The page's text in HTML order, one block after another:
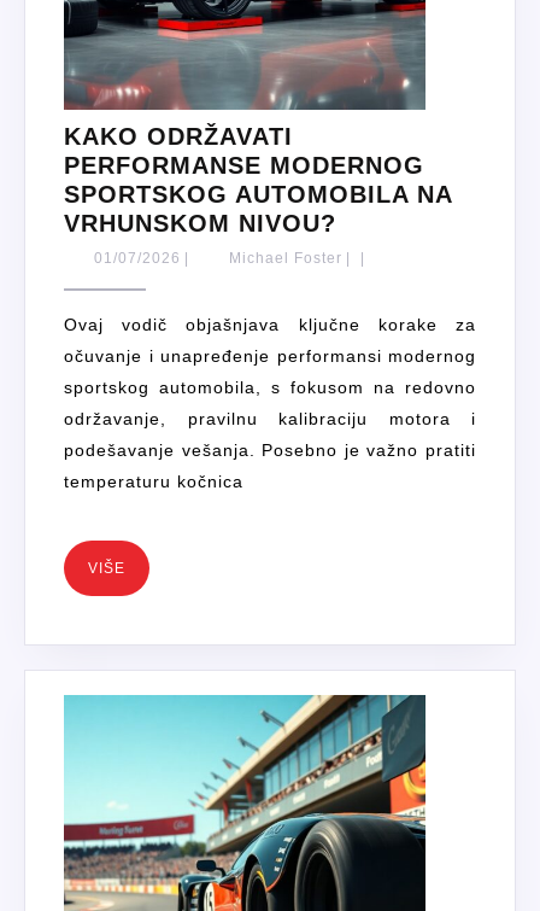
KAKO ODRŽAVATI
PERFORMANSE MODERNOG
SPORTSKOG AUTOMOBILA NA
VRHUNSKOM NIVOU?
ODRŽAVATI
SPORTSKOG
AUTOMOBILA
NA
VRHUNSKOM
NIVOU?
01/07/2026 01/07/2026Michael FosterMichael
Ovaj vodič objašnjava ključne korake za
očuvanje i unapređenje performansi modernog
sportskog automobila, s fokusom na redovno
održavanje, pravilnu kalibraciju motora i
podešavanje vešanja. Posebno je važno pratiti
temperaturu kočnica
VIŠE VIŠE